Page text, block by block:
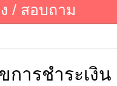
/ สอบถาม
การชำระเงิน